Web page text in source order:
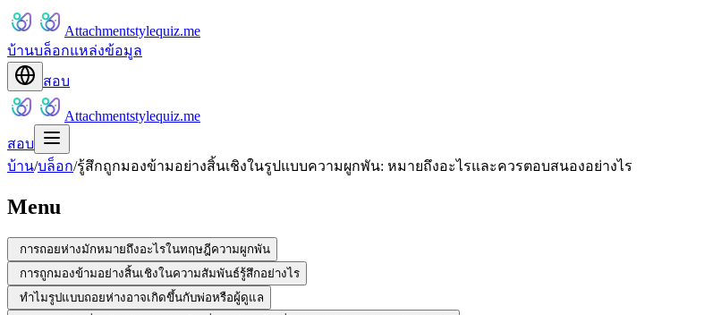
Attachmentstylequiz.me
บ้านบล็อกแหล่งข้อมูล
สอบ
Attachmentstylequiz.me
สอบ
บ้าน/บล็อก/รู้สึกถูกมองข้ามอย่างสิ้นเชิงในรูปแบบความผูกพัน: หมายถึงอะไรและควรตอบสนองอย่างไร
Menu
การถอยห่างมักหมายถึงอะไรในทฤษฎีความผูกพัน
การถูกมองข้ามอย่างสิ้นเชิงในความสัมพันธ์รู้สึกอย่างไร
ทำไมรูปแบบถอยห่างอาจเกิดขึ้นกับพ่อหรือผู้ดูแล